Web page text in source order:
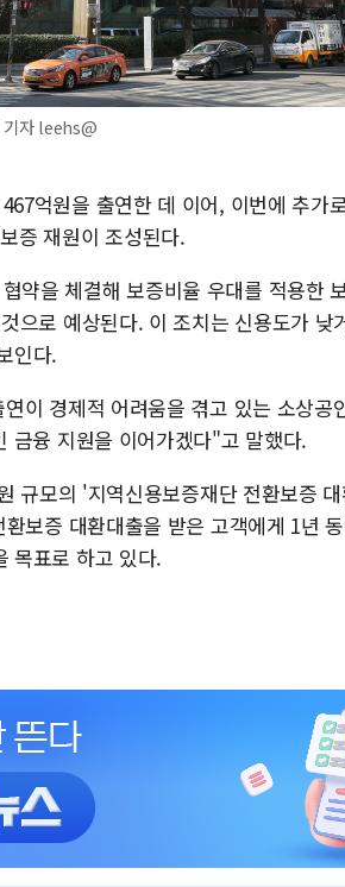
기자 leehs@
억원을 출연한 데 이어, 이번에 추가
증 재원이 조성된다.
약을 체결해 보증비율 우대를 적용한
으로 예상된다. 이 조치는 신용도가 낮
인다.
이 경제적 어려움을 겪고 있는 소상공
금융 지원을 이어가겠다"고 말했다.
규모의 '지역신용보증재단 전환보증
보증 대환대출을 받은 고객에게 1년
목표로 하고 있다.